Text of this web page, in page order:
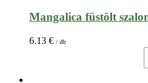
Mangalica füstölt
6.13 € / db